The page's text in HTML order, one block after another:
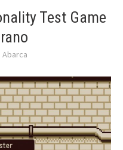
Test Game
Abarca